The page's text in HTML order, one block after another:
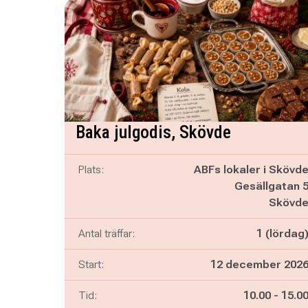
Baka julgodis, Skövde
Plats:
ABFs lokaler i Skövde
Gesällgatan 5
Skövde
Antal träffar: 1 (lördag)
Start: 12 december 2026
Tid: Pågår mellan
10.00 - och
15.00